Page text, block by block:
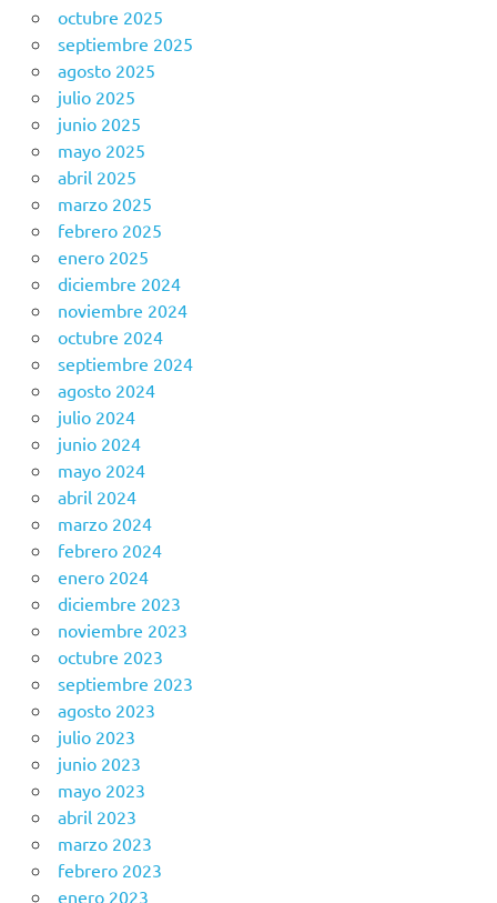
octubre 2025
septiembre 2025
agosto 2025
julio 2025
junio 2025
mayo 2025
abril 2025
marzo 2025
febrero 2025
enero 2025
diciembre 2024
noviembre 2024
octubre 2024
septiembre 2024
agosto 2024
julio 2024
junio 2024
mayo 2024
abril 2024
marzo 2024
febrero 2024
enero 2024
diciembre 2023
noviembre 2023
octubre 2023
septiembre 2023
agosto 2023
julio 2023
junio 2023
mayo 2023
abril 2023
marzo 2023
febrero 2023
enero 2023